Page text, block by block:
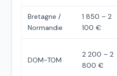
Bretagne /
Normandie
1 850 – 2
100 €
DOM-TOM
2 200 – 2
800 €